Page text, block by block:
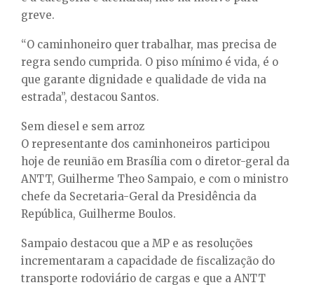
greve.
“O caminhoneiro quer trabalhar, mas precisa de
regra sendo cumprida. O piso mínimo é vida, é o
que garante dignidade e qualidade de vida na
estrada”, destacou Santos.
Sem diesel e sem arroz
O representante dos caminhoneiros participou
hoje de reunião em Brasília com o diretor-geral da
ANTT, Guilherme Theo Sampaio, e com o ministro
chefe da Secretaria-Geral da Presidência da
República, Guilherme Boulos.
Sampaio destacou que a MP e as resoluções
incrementaram a capacidade de fiscalização do
transporte rodoviário de cargas e que a ANTT